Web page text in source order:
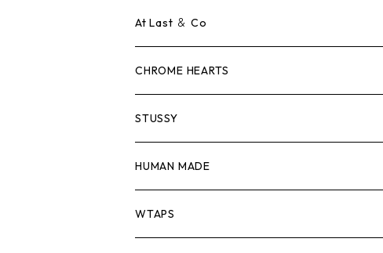
ロンTEE
スウェット/ニット
シャツ
ジャケット
パンツ
Tシャツ
ロンTEE
スウェット/ニット
シャツ
ジャケット
At Last ＆ Co
Tシャツ
ロンTEE
スウェット/ニット
シャツ
CHROME HEARTS
Tシャツ
ロンTEE
スウェット/ニット
STUSSY
Tシャツ
ロンTEE
HUMAN MADE
Tシャツ
WTAPS